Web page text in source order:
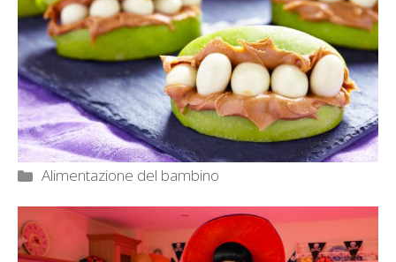
Categorie
Alimentazione del bambino